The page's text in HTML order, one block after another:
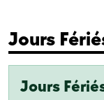
Jours
Jours